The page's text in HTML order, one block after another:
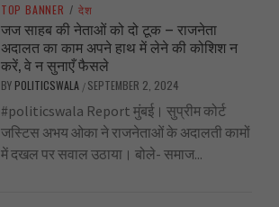
TOP BANNER / देश
जज साहब की नेताओं को दो टूक – राजनेता
अदालत का काम अपने हाथ में लेने की कोशिश न
करें, वे न सुनाएँ फैसले
BY POLITICSWALA / SEPTEMBER 2, 2024
#politicswala Report मुंबई। सुप्रीम कोर्ट
जस्टिस अभय ओका ने राजनेताओं के अदालती कामों
में दखल पर सवाल उठाया। बोले- समाज...